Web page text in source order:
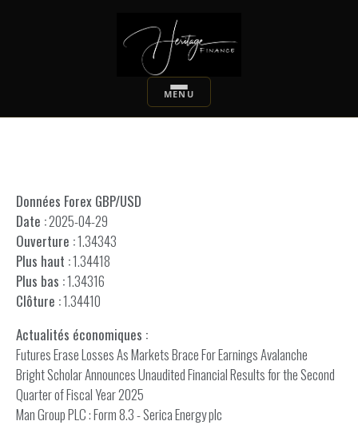
Données Forex GBP/USD
Date :2025-04-29
Ouverture :1.34343
Plus haut :1.34418
Plus bas :1.34316
Clôture :1.34410
Actualités économiques :
Futures Erase Losses As Markets Brace For Earnings Avalanche
Bright Scholar Announces Unaudited Financial Results for the Second
Quarter of Fiscal Year 2025
Man Group PLC : Form 8.3 - Serica Energy plc